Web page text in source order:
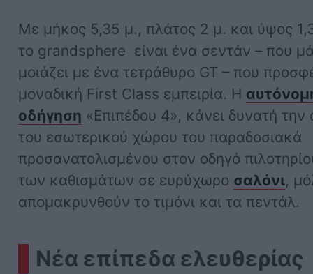
Με μήκος 5,35 μ., πλάτος 2 μ. και ύψος
το grandsphere είναι ένα σεντάν – που
μοιάζει με ένα τετράθυρο GT – που
μοναδική First Class εμπειρία. Η
οδήγηση «Επιπέδου 4», κάνει δυνατή την
του εσωτερικού χώρου του παραδοσιακά
προσανατολισμένου στον οδηγό
των καθισμάτων σε ευρύχωρο σαλόνι,
απομακρυνθούν το τιμόνι και τα πεντάλ.
Νέα επίπεδα ελευθερίας